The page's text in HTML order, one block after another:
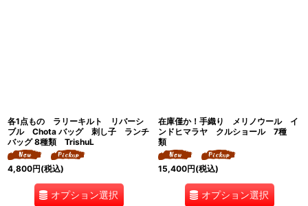
各1点もの ラリーキルト リバーシ
ブル Chota バッグ 刺し子 ランチ
バッグ 8種類 TrishuL
4,800円(税込)
オプション選択
在庫僅か！手織り メリノウール イ
ンドヒマラヤ クルショール 7種
類
15,400円(税込)
オプション選択